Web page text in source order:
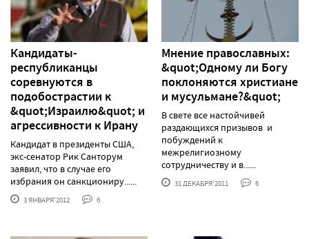
Кандидаты-
республиканцы
соревнуются в
подобострастии к
&quot;Израилю&quot; и
агрессивности к Ирану
Кандидат в президенты США,
экс-сенатор Рик Санторум
заявил, что в случае его
избрания он санкциониру......
3 ЯНВАРЯ'2012 6
Мнение православных:
&quot;Одному ли Богу
поклоняются христиане
и мусульмане?&quot;
В свете все настойчивей
раздающихся призывов и
побуждений к
межрелигиозному
сотрудничеству и в......
31 ДЕКАБРЯ'2011 6